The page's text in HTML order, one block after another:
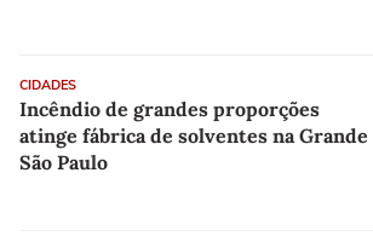
CIDADES
Incêndio de grandes proporções
atinge fábrica de solventes na Grande
São Paulo